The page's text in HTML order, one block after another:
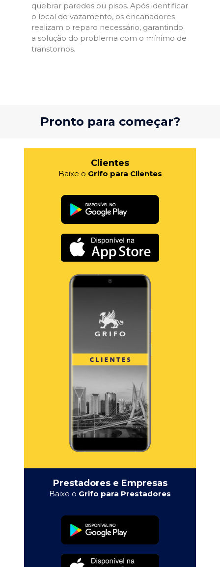
quebrar paredes ou pisos. Após identificar
o local do vazamento, os encanadores
realizam o reparo necessário, garantindo
a solução do problema com o mínimo de
transtornos.
Pronto para começar?
Clientes
Baixe o Grifo para Clientes
Prestadores e Empresas
Baixe o Grifo para Prestadores